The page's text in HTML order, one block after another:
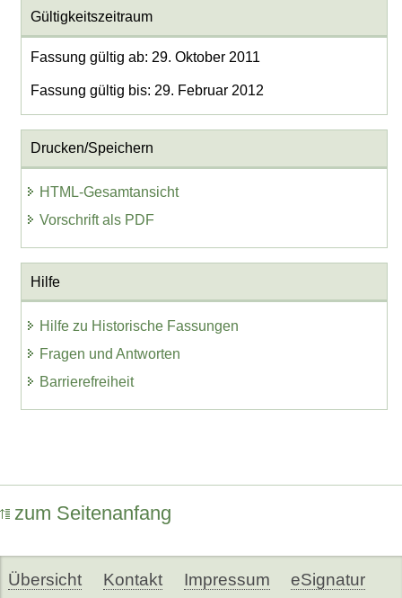
Gültigkeitszeitraum
Fassung gültig ab: 29. Oktober 2011
Fassung gültig bis: 29. Februar 2012
Drucken/Speichern
HTML-Gesamtansicht
Vorschrift als PDF
Hilfe
Hilfe zu Historische Fassungen
Fragen und Antworten
Barrierefreiheit
zum Seitenanfang
Übersicht Kontakt Impressum eSignatur